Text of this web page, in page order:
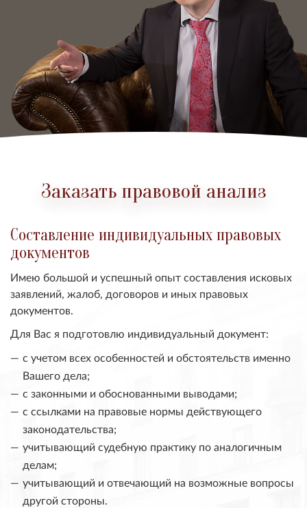
Заказать правовой анализ
Составление индивидуальных правовых
документов
Имею большой и успешный опыт составления исковых
заявлений, жалоб, договоров и иных правовых
документов.
Для Вас я подготовлю индивидуальный документ:
с учетом всех особенностей и обстоятельств именно
Вашего дела;
с законными и обоснованными выводами;
с ссылками на правовые нормы действующего
законодательства;
учитывающий судебную практику по аналогичным
делам;
учитывающий и отвечающий на возможные вопросы
другой стороны.